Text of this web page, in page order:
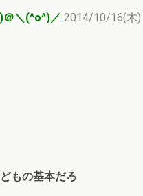
＠＼(^o^)／ 2014/10/16(木)
もの基本だろ